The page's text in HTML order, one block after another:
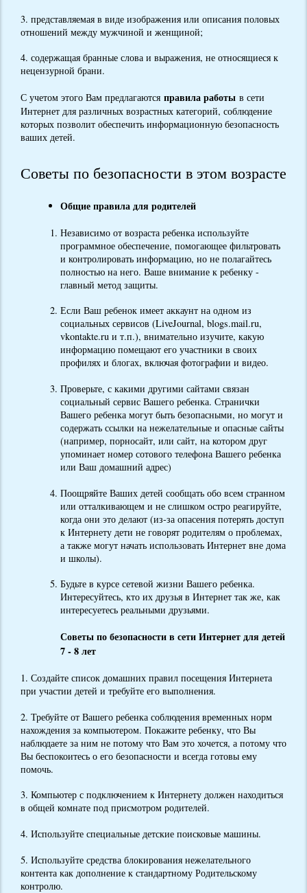
3. представляемая в виде изображения или описания половых
отношений между мужчиной и женщиной;
4. содержащая бранные слова и выражения, не относящиеся к
нецензурной брани.
С учетом этого Вам предлагаются правила работы в сети
Интернет для различных возрастных категорий, соблюдение
которых позволит обеспечить информационную безопасность
ваших детей.
Советы по безопасности в этом возрасте
Общие правила для родителей
Независимо от возраста ребенка используйте
программное обеспечение, помогающее фильтровать
и контролировать информацию, но не полагайтесь
полностью на него. Ваше внимание к ребенку -
главный метод защиты.
Если Ваш ребенок имеет аккаунт на одном из
социальных сервисов (LiveJournal, blogs.mail.ru,
vkontakte.ru и т.п.), внимательно изучите, какую
информацию помещают его участники в своих
профилях и блогах, включая фотографии и видео.
Проверьте, с какими другими сайтами связан
социальный сервис Вашего ребенка. Странички
Вашего ребенка могут быть безопасными, но могут и
содержать ссылки на нежелательные и опасные сайты
(например, порносайт, или сайт, на котором друг
упоминает номер сотового телефона Вашего ребенка
или Ваш домашний адрес)
Поощряйте Ваших детей сообщать обо всем странном
или отталкивающем и не слишком остро реагируйте,
когда они это делают (из-за опасения потерять доступ
к Интернету дети не говорят родителям о проблемах,
а также могут начать использовать Интернет вне дома
и школы).
Будьте в курсе сетевой жизни Вашего ребенка.
Интересуйтесь, кто их друзья в Интернет так же, как
интересуетесь реальными друзьями.
Советы по безопасности в сети Интернет для детей
7 - 8 лет
1. Создайте список домашних правил посещения Интернета
при участии детей и требуйте его выполнения.
2. Требуйте от Вашего ребенка соблюдения временных норм
нахождения за компьютером. Покажите ребенку, что Вы
наблюдаете за ним не потому что Вам это хочется, а потому что
Вы беспокоитесь о его безопасности и всегда готовы ему
помочь.
3. Компьютер с подключением к Интернету должен находиться
в общей комнате под присмотром родителей.
4. Используйте специальные детские поисковые машины.
5. Используйте средства блокирования нежелательного
контента как дополнение к стандартному Родительскому
контролю.